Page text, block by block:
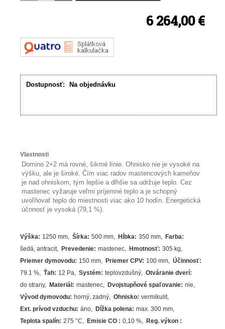
6 264,00 €
Dostupnosť: Na objednávku
Vlastnosti
Domino 2+2 má rovné, šikmé línie. Ohnisko nie je vysoké na
výšku, ale je široké. Čím viac radov mastencových kameňov
je nad ohniskom, tým lepšie a dlhšie sa udržuje teplo. Cez
mastenec vyžaruje veľmi príjemné teplo a je schopný
uvoľňovať teplo do miestnosti viac ako 10 hodín. Energetická
účnnosť je vysoká (79,1 %).
Výška: 1250 mm Šírka: 500 mm Hĺbka: 350 mm Farba:
šedá,antracit Prevedenie: mastenec Hmotnosť: 305 kg
Priemer dymovodu: 150 mm Priemer CPV: 100 mm Účinnosť:
79.1% Ťah: 12 Pa Systém: teplovzdušný Otváranie dverí:
do strany
Materiál : mastenec Dvojstupňové spaľovanie: nie
Vývod dymovodu: horný, zadný Ohnisko: vermikulit
Ext. prívod vzduchu: áno Dĺžka polena: max. 300 mm
Teplota spalín: 275°C Emisie CO : 0,10 % Reg. výkon :